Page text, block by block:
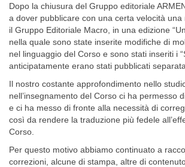
Dopo la chiusura del Gruppo editoriale
a dover pubblicare con una certa velocità una
il Gruppo Editoriale Macro, in una edizione
nella quale sono state inserite modifiche di
nel linguaggio del Corso e sono stati inseriti i
anticipatamente erano stati pubblicati
Il nostro costante approfondimento nello
nell’insegnamento del Corso ci ha permesso
e ci ha messo di fronte alla necessità di
così da rendere la traduzione più fedele
Corso.
Per questo motivo abbiamo continuato a
correzioni, alcune di stampa, altre di